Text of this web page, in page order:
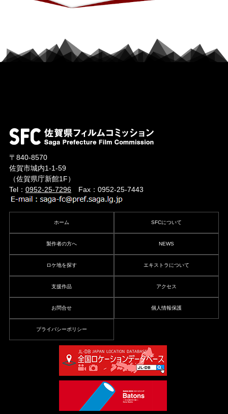
〒840-8570
佐賀市城内1-1-59
（佐賀県庁新館1F）
Tel： 0952-25-7296Fax：0952-25-7443
ホーム SFCについて
製作者の方へ NEWS
ロケ地を探す エキストラについて
支援作品 アクセス
お問合せ 個人情報保護
プライバシーポリシー